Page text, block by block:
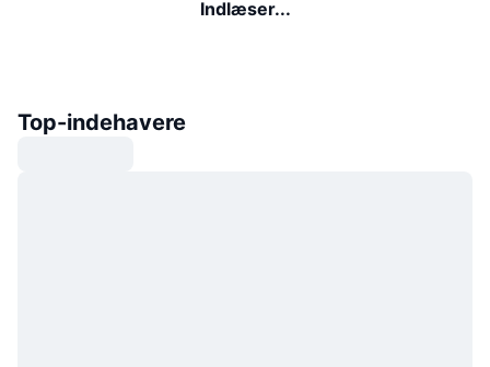
Indlæser...
Top-indehavere